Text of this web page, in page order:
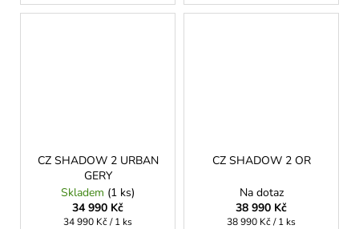
CZ SHADOW 2 URBAN
GERY
Skladem (1 ks)
34 990 Kč
Měrná
34 990 Kč / 1 ks
CZ SHADOW 2 OR
Na dotaz
38 990 Kč
Měrná
38 990 Kč / 1 ks